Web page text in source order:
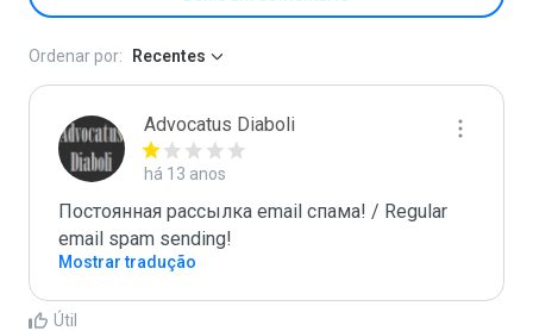
Ordenar por: Recentes
Advocatus Diaboli
há 13 anos
Постоянная рассылка email спама! / Regular
email spam sending!
Mostrar tradução
Útil